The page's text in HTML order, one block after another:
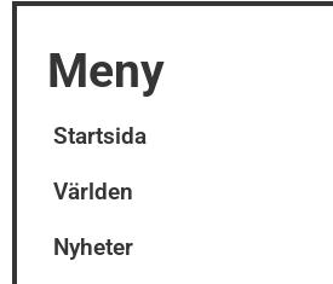
Meny
Startsida
Världen
Nyheter